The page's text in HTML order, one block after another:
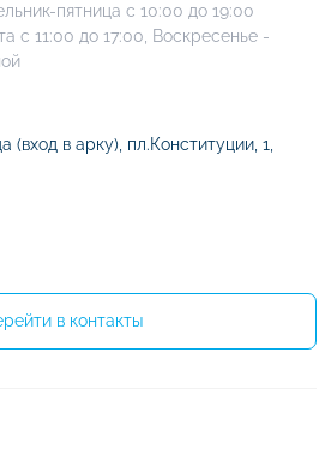
пятница с 10:00 до 19:00
с 11:00 до 17:00, Воскресенье -
(вход в арку), пл.Конституции, 1,
в контакты